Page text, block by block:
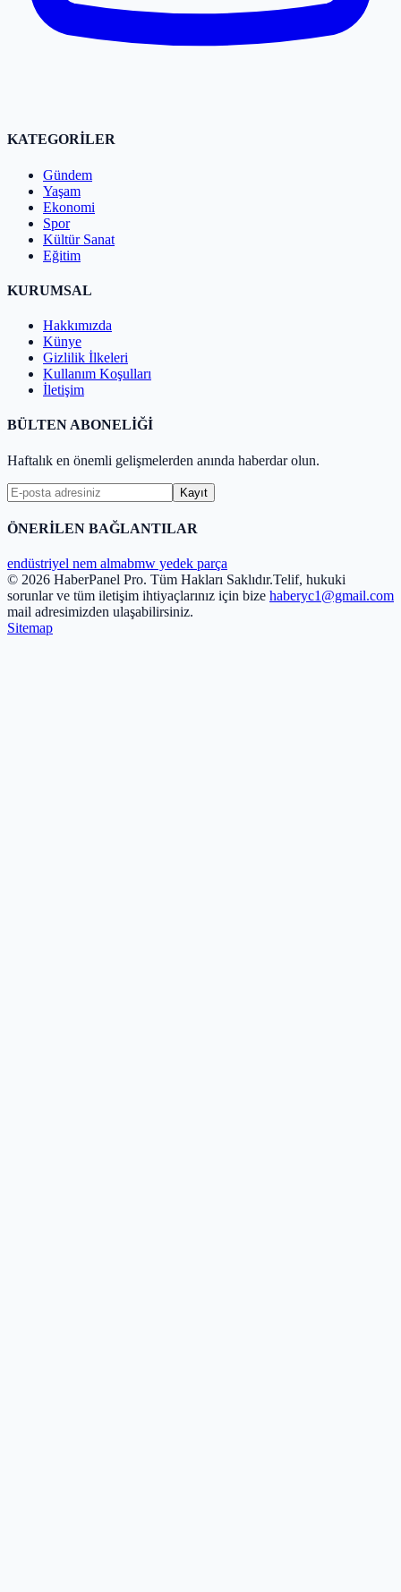
KATEGORİLER
Gündem
Yaşam
Ekonomi
Spor
Kültür Sanat
Eğitim
KURUMSAL
Hakkımızda
Künye
Gizlilik İlkeleri
Kullanım Koşulları
İletişim
BÜLTEN ABONELİĞİ
Haftalık en önemli gelişmelerden anında haberdar olun.
Kayıt
ÖNERİLEN BAĞLANTILAR
endüstriyel nem almabmw yedek parça
© 2026 HaberPanel Pro. Tüm Hakları Saklıdır.Telif, hukuki
sorunlar ve tüm iletişim ihtiyaçlarınız için bize haberyc1@gmail.com
mail adresimizden ulaşabilirsiniz.
Sitemap